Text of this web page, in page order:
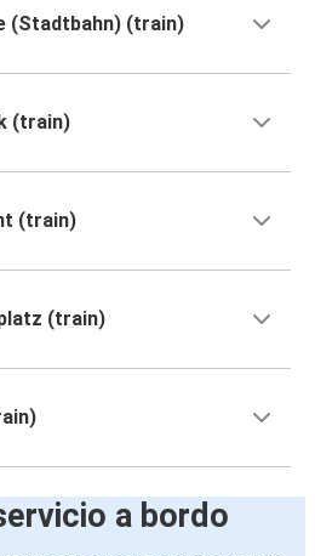
(Stadtbahn) (train)
(train)
(train)
(train)
a bordo